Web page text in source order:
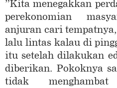
”Kita menegakkan
perekonomian
anjuran cari
lalu lintas kalau di
itu setelah dilakukan
diberikan. Pokoknya
tidak